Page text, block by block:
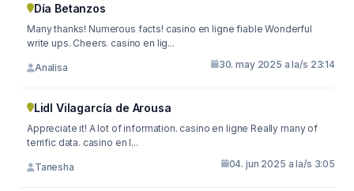
Día Betanzos
Many thanks! Numerous facts! casino en ligne fiable Wonderful
write ups. Cheers. casino en lig...
Analisa 30. may 2025 a la/s 23:14
Lidl Vilagarcía de Arousa
Appreciate it! A lot of information. casino en ligne Really many of
terrific data. casino en l...
Tanesha 04. jun 2025 a la/s 3:05